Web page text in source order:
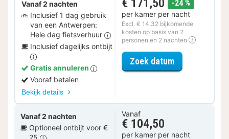
Vanaf 2 nachten
Inclusief 1 dag gebruik
van een Antwerpen:
Hele dag fietsverhuur
Inclusief dagelijks ontbijt
Gratis annuleren
Vooraf betalen
Bekijk details
€ 171,50 -24 %
per kamer per nacht
Excl. € 14,32 bijkomende
kosten op basis van 2
personen en 2 nachten
Zoek datumvoor Fiets
Vanaf 2 nachten
Optioneel ontbijt voor €
Vanaf
€ 104,50
per kamer per nacht